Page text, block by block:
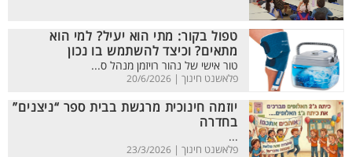
טפול בקור: מתי הוא יעיל? למי הוא
מתאים? וכיצד להשתמש בו נכון
טור אישי של נהור רויזמן מנהל ס...
פלאשנט חינוך | 20/6/2026
יוזמה חינוכית מרגשת בבית ספר “ניצנים”
בחדרה
...
פלאשנט חינוך | 23/3/2026